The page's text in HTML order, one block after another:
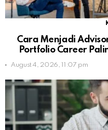
Cara Menjadi
Portfolio Career
August 4, 2026, 11:07 pm